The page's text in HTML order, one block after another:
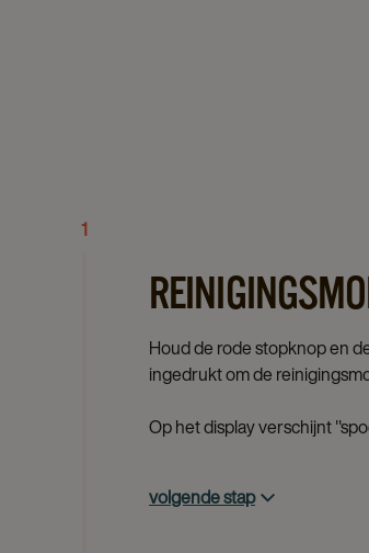
1
Houd de rode stopknop en
ingedrukt om de
Op het display verschijnt
volgende stap